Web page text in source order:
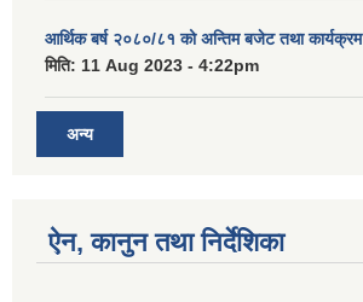
आर्थिक बर्ष २०८०/८१ को अन्तिम बजेट तथा कार्यक्रम
मिति: 11 Aug 2023 - 4:22pm
अन्य
ऐन, कानुन तथा निर्देशिका